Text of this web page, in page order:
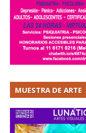
MUESTRA DE ARTE